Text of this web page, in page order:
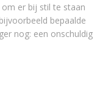
er bij stil te staan
bepaalde
nog: een onschuldig